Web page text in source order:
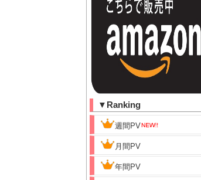
▼Ranking
週間PV
月間PV
年間PV